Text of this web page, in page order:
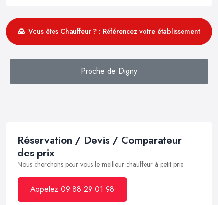
Vous êtes Chauffeur ? : Référencez votre établissement
Proche de Digny
Réservation / Devis / Comparateur
des prix
Nous cherchons pour vous le meilleur chauffeur à petit prix
Appelez 09 88 29 01 98